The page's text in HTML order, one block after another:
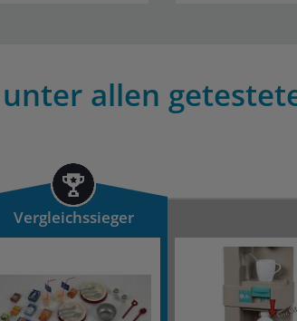
allen
Vergleichssieger